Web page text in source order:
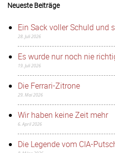
Neueste Beiträge
Ein Sack voller Schuld und
28. Juli 2026
Es wurde nur noch nie
19. Juli 2026
Die Ferrari-Zitrone
29. Mai 2026
Wir haben keine Zeit mehr
6. April 2026
Die Legende vom CIA-